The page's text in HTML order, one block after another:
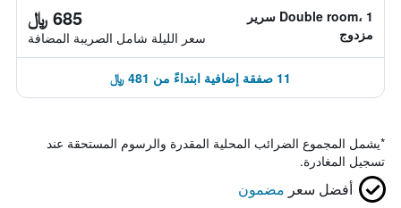
Double room، 1 سرير
مزدوج
685 ﷼
سعر الليلة شامل الصريبة المضافة
11 صفقة إضافية ابتداءً من 481 ﷼
*يشمل المجموع الضرائب المحلية المقدرة والرسوم المستحقة عند
تسجيل المغادرة.
أفضل سعر مضمون